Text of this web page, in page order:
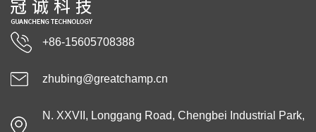
+86-15605708388
zhubing@greatchamp.cn
N. XXVII, Longgang Road, Chengbei Industrial Park,